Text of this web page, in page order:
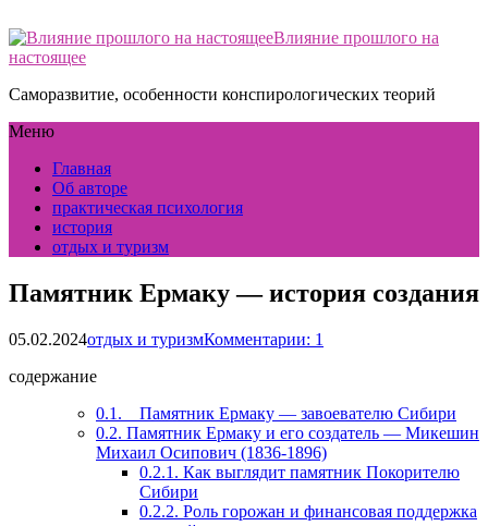
Влияние прошлого на
настоящее
Саморазвитие, особенности конспирологических теорий
Меню
Главная
Об авторе
практическая психология
история
отдых и туризм
Памятник Ермаку — история создания
05.02.2024отдых и туризмКомментарии: 1
содержание
0.1. Памятник Ермаку — завоевателю Сибири
0.2. Памятник Ермаку и его создатель — Микешин
Михаил Осипович (1836-1896)
0.2.1. Как выглядит памятник Покорителю
Сибири
0.2.2. Роль горожан и финансовая поддержка